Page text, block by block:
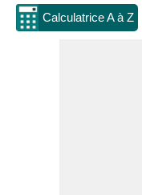
Calculatrice A à Z